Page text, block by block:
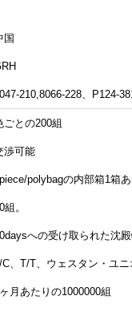
国
210,8066-228、P124-
ごとの200組
渉可能
polybagの内部箱1箱
組。
への受け取られた沈
C、T/T、ウェスタン・ユニ
月あたりの1000000組